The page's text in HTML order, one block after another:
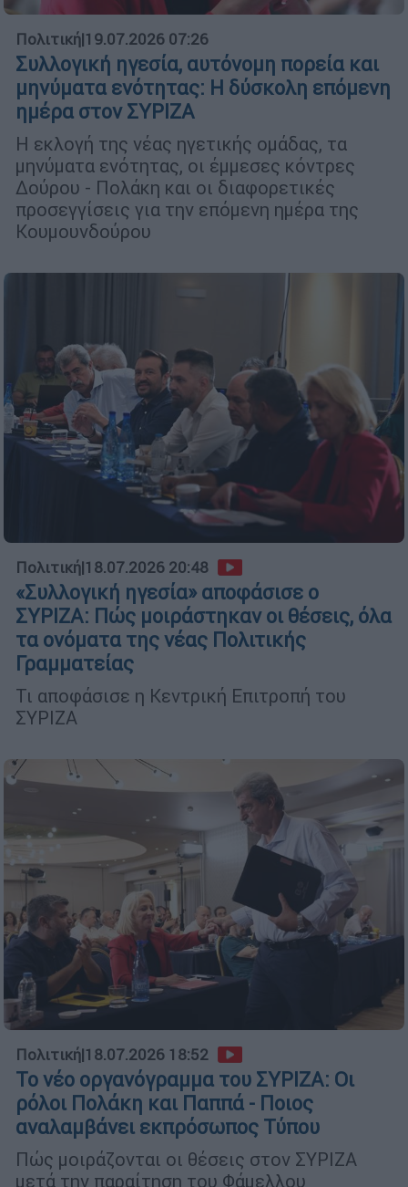
Πολιτική|19.07.2026 07:26
Συλλογική ηγεσία, αυτόνομη πορεία και
μηνύματα ενότητας: Η δύσκολη επόμενη
ημέρα στον ΣΥΡΙΖΑ
Η εκλογή της νέας ηγετικής ομάδας, τα
μηνύματα ενότητας, οι έμμεσες κόντρες
Δούρου - Πολάκη και οι διαφορετικές
προσεγγίσεις για την επόμενη ημέρα της
Κουμουνδούρου
Πολιτική|18.07.2026 20:48
«Συλλογική ηγεσία» αποφάσισε ο
ΣΥΡΙΖΑ: Πώς μοιράστηκαν οι θέσεις, όλα
τα ονόματα της νέας Πολιτικής
Γραμματείας
Τι αποφάσισε η Κεντρική Επιτροπή του
ΣΥΡΙΖΑ
Πολιτική|18.07.2026 18:52
Το νέο οργανόγραμμα του ΣΥΡΙΖΑ: Οι
ρόλοι Πολάκη και Παππά - Ποιος
αναλαμβάνει εκπρόσωπος Τύπου
Πώς μοιράζονται οι θέσεις στον ΣΥΡΙΖΑ
μετά την παραίτηση του Φάμελλου